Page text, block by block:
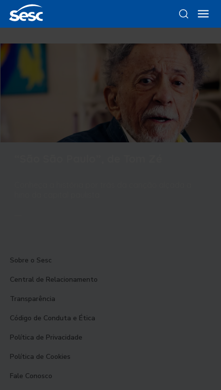
Sobre o Sesc
Central de Relacionamento
Transparência
Código de Conduta e Ética
Política de Privacidade
Política de Cookies
Fale Conosco